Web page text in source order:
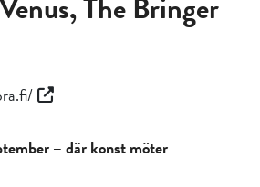
The Bringer
– där konst möter